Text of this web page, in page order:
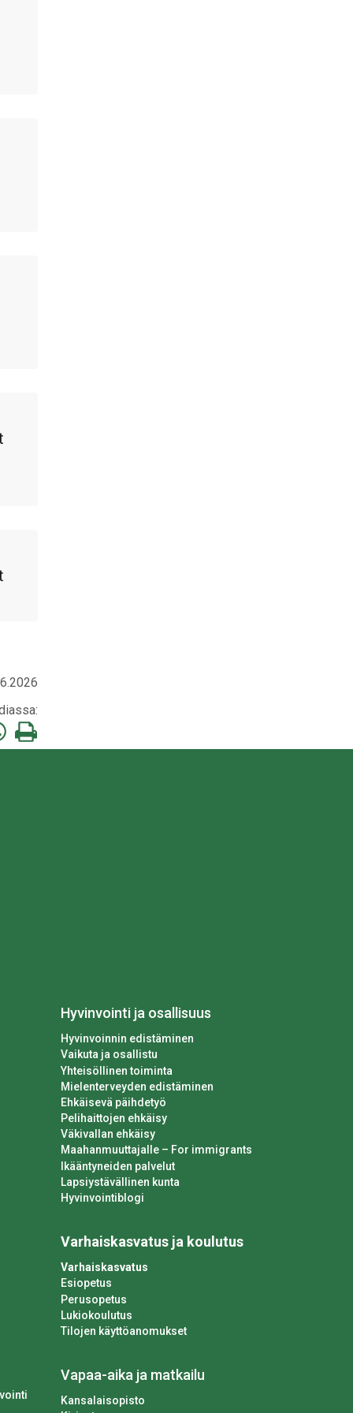
Tulosta
tämä
Hyvinvointi ja osallisuus
Hyvinvoinnin edistäminen
Vaikuta ja osallistu
Yhteisöllinen toiminta
Mielenterveyden edistäminen
Ehkäisevä päihdetyö
Pelihaittojen ehkäisy
Väkivallan ehkäisy
Maahanmuuttajalle – For immigrants
Ikääntyneiden palvelut
Lapsiystävällinen kunta
Hyvinvointiblogi
Varhaiskasvatus ja koulutus
Varhaiskasvatus
Esiopetus
Perusopetus
Lukiokoulutus
Tilojen käyttöanomukset
Vapaa-aika ja matkailu
Kansalaisopisto